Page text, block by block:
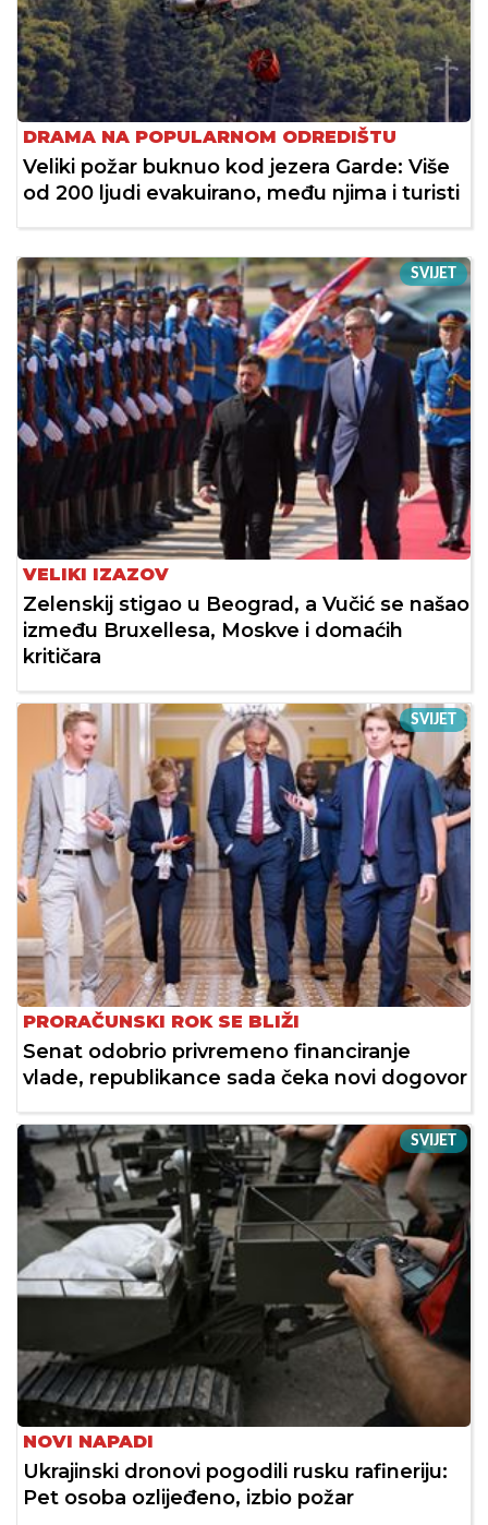
DRAMA NA POPULARNOM ODREDIŠTU
Veliki požar buknuo kod jezera Garde: Više
od 200 ljudi evakuirano, među njima i turisti
SVIJET
VELIKI IZAZOV
Zelenskij stigao u Beograd, a Vučić se našao
između Bruxellesa, Moskve i domaćih
kritičara
SVIJET
PRORAČUNSKI ROK SE BLIŽI
Senat odobrio privremeno financiranje
vlade, republikance sada čeka novi dogovor
SVIJET
NOVI NAPADI
Ukrajinski dronovi pogodili rusku rafineriju:
Pet osoba ozlijeđeno, izbio požar